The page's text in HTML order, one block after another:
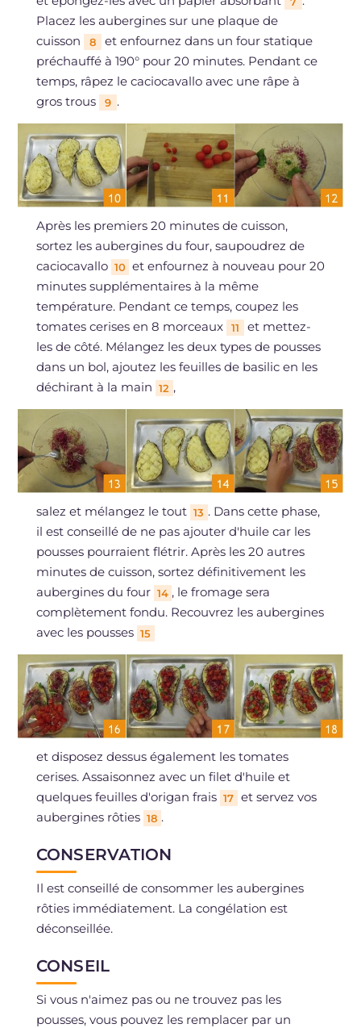
Placez les aubergines sur une plaque de
cuisson
8
et enfournez dans un four statique
préchauffé à 190° pour 20 minutes. Pendant ce
temps, râpez le caciocavallo avec une râpe à
gros trous
9 .
Après les premiers 20 minutes de cuisson,
sortez les aubergines du four, saupoudrez de
caciocavallo 10 et enfournez à nouveau pour 20
minutes supplémentaires à la même
température. Pendant ce temps, coupez les
tomates cerises en 8 morceaux
11
et mettez-
les de côté. Mélangez les deux types de pousses
dans un bol, ajoutez les feuilles de basilic en les
déchirant à la main 12 ,
salez et mélangez le tout 13 . Dans cette phase,
il est conseillé de ne pas ajouter d'huile car les
pousses pourraient flétrir. Après les 20 autres
minutes de cuisson, sortez définitivement les
aubergines du four 14 , le fromage sera
complètement fondu. Recouvrez les aubergines
avec les pousses 15
et disposez dessus également les tomates
cerises. Assaisonnez avec un filet d'huile et
quelques feuilles d'origan frais 17 et servez vos
aubergines rôties 18 .
CONSERVATION
Il est conseillé de consommer les aubergines
rôties immédiatement. La congélation est
déconseillée.
CONSEIL
Si vous n'aimez pas ou ne trouvez pas les
pousses, vous pouvez les remplacer par un